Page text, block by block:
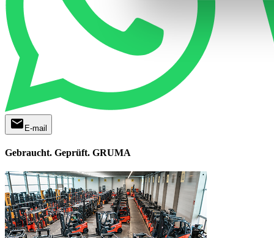
mail E-mail
Gebraucht. Geprüft. GRUMA